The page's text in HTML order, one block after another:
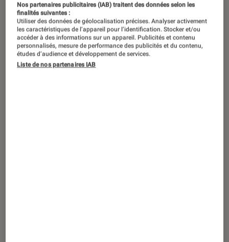
Nos partenaires publicitaires (IAB) traitent des données selon les
finalités suivantes :
Utiliser des données de géolocalisation précises. Analyser activement
les caractéristiques de l’appareil pour l’identification. Stocker et/ou
accéder à des informations sur un appareil. Publicités et contenu
personnalisés, mesure de performance des publicités et du contenu,
études d’audience et développement de services.
Liste de nos partenaires IAB